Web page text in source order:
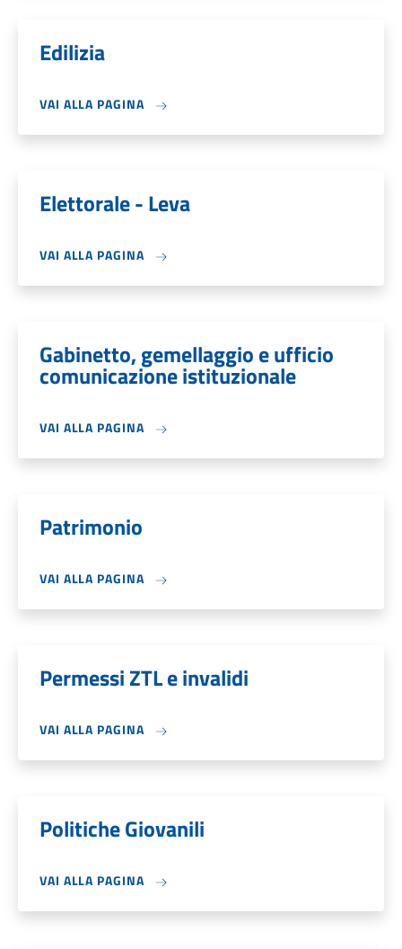
Edilizia
VAI ALLA PAGINA
Elettorale - Leva
VAI ALLA PAGINA
Gabinetto, gemellaggio e ufficio
comunicazione istituzionale
VAI ALLA PAGINA
Patrimonio
VAI ALLA PAGINA
Permessi ZTL e invalidi
VAI ALLA PAGINA
Politiche Giovanili
VAI ALLA PAGINA